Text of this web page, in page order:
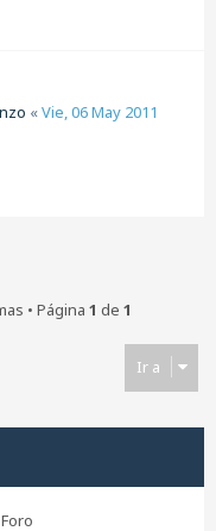
«Vie, 06 May 2011
• Página 1 de 1
Ir a